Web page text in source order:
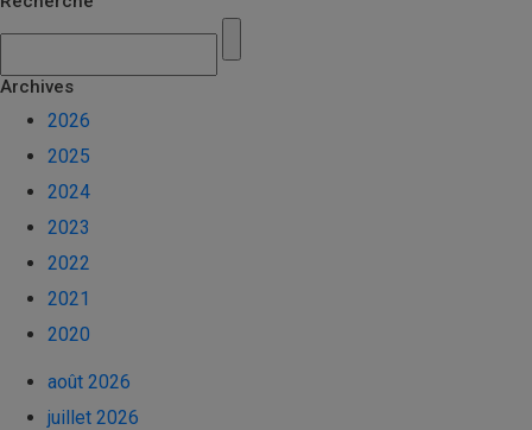
Archives
2026
2025
2024
2023
2022
2021
2020
août 2026
juillet 2026